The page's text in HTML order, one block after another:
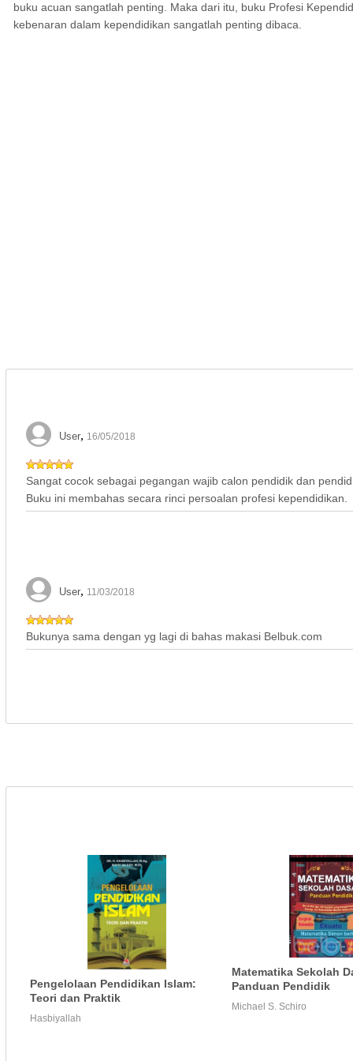
buku acuan sangatlah penting. Maka dari itu, buku Profesi
kebenaran dalam kependidikan sangatlah penting dibaca.
User, 16/05/2018
Sangat cocok sebagai pegangan wajib calon pendidik dan
Buku ini membahas secara rinci persoalan profesi kependidikan.
User, 11/03/2018
Bukunya sama dengan yg lagi di bahas makasi Belbuk.com
Pengelolaan Pendidikan Islam:
Teori dan Praktik
Hasbiyallah
Matematika Sekolah
Panduan Pendidik
Michael S. Schiro